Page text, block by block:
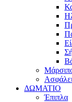
ΔΩΜΑΤΙΟ
Έπιπλα